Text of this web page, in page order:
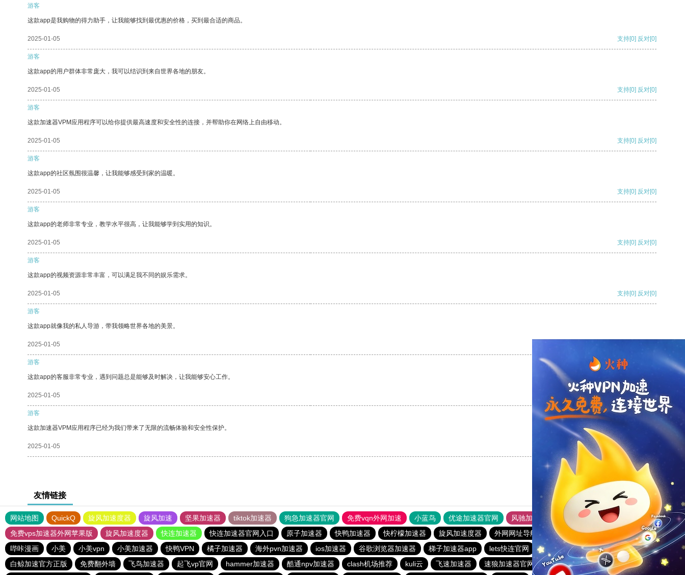
游客
这款app是我购物的得力助手，让我能够找到最优惠的价格，买到最合适的商品。
2025-01-05 支持[0] 反对[0]
游客
这款app的用户群体非常庞大，我可以结识到来自世界各地的朋友。
2025-01-05 支持[0] 反对[0]
游客
这款加速器VPM应用程序可以给你提供最高速度和安全性的连接，并帮助你在网络上自由移动。
2025-01-05 支持[0] 反对[0]
游客
这款app的社区氛围很温馨，让我能够感受到家的温暖。
2025-01-05 支持[0] 反对[0]
游客
这款app的老师非常专业，教学水平很高，让我能够学到实用的知识。
2025-01-05 支持[0] 反对[0]
游客
这款app的视频资源非常丰富，可以满足我不同的娱乐需求。
2025-01-05 支持[0] 反对[0]
游客
这款app就像我的私人导游，带我领略世界各地的美景。
2025-01-05
游客
这款app的客服非常专业，遇到问题总是能够及时解决，让我能够安心工作。
2025-01-05 支持 [0] 反对 [0]
游客
这款加速器VPM应用程序已经为我们带来了无限的流畅体验和安全性保护。
2025-01-05 支持
友情链接
网站地图 QuickQ 旋风加速度器 旋风加速 坚果加速器 tiktok加速器 狗急加速器官网 免费vqn外网加速 小蓝鸟 优途加速器官网 风驰加速器
旋风加速器
免费vps加速器外网苹果版
旋风加速度器 快连加速器 快连加速器官网入口 原子加速器 快鸭加速器 快柠檬加速器 旋风加速度器 外网网址导航 软件中心 雷霆加速
狂飙加速器
哔咔漫画
小美 小美vpn 小美加速器 快鸭VPN 橘子加速器 海外pvn加速器 ios加速器 谷歌浏览器加速器 梯子加速器app lets快连官网
快鸭加速器下载官网安卓
白鲸加速官方正版
免费翻外墙 飞鸟加速器 起飞vp官网 hammer加速器 酷通npv加速器 clash机场推荐 kuli云 飞速加速器 速狼加速器官网 instagram加速器
小飞机加速器